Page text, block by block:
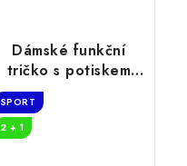
Dámské funkční
tričko s potiskem
Cestování
SPORT
2 + 1